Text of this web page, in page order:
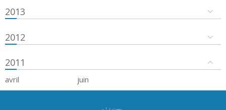
2013
2012
2011
avril juin